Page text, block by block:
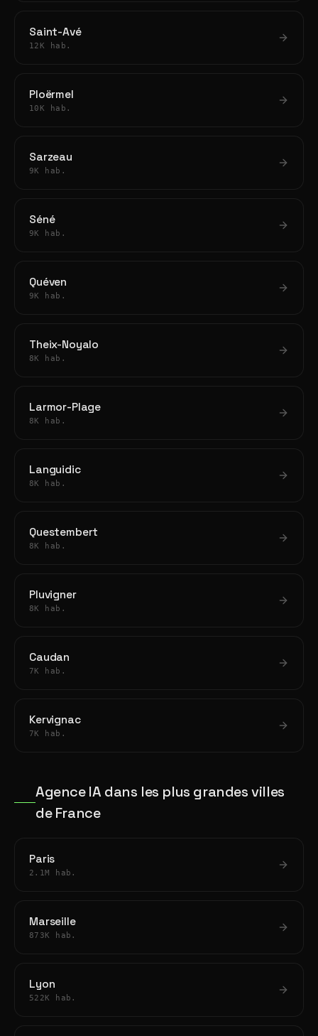
Saint-Avé
12K hab.
Ploërmel
10K hab.
Sarzeau
9K hab.
Séné
9K hab.
Quéven
9K hab.
Theix-Noyalo
8K hab.
Larmor-Plage
8K hab.
Languidic
8K hab.
Questembert
8K hab.
Pluvigner
8K hab.
Caudan
7K hab.
Kervignac
7K hab.
Agence IA dans les plus grandes villes
de France
Paris
2.1M hab.
Marseille
873K hab.
Lyon
522K hab.